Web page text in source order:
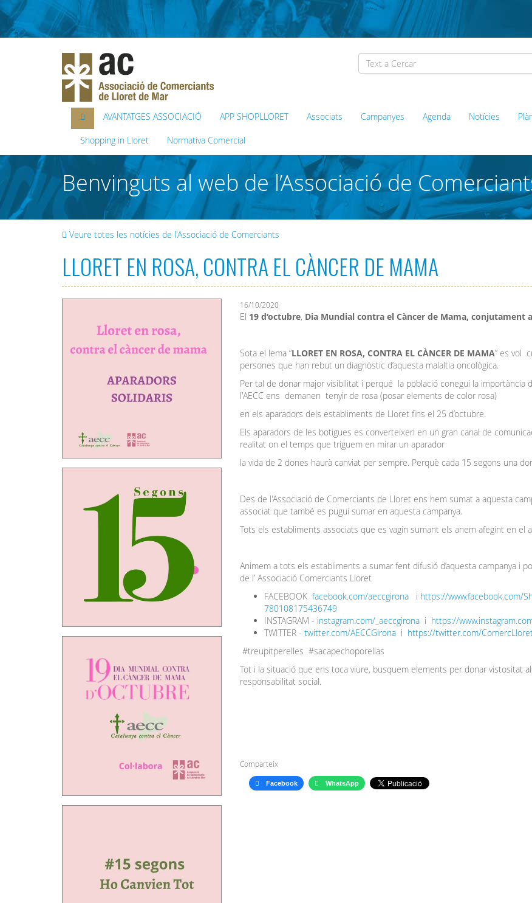
AVANTATGES ASSOCIACIÓ APP SHOPLLORET Associats Campanyes Agenda Notícies
Shopping in Lloret Normativa Comercial
Benvinguts al web de l’Associació de
Veure totes les notícies de l'Associació de Comerciants
LLORET EN ROSA, CONTRA EL CÀNCER DE MAMA
16/10/2020
El 19 d’octubre, Dia Mundial contra el Càncer de Mama, conjutament
Sota el lema “LLORET EN ROSA, CONTRA EL CÀNCER DE MAMA” es vol
persones que han rebut un diagnòstic d’aquesta malaltia oncològica.
Per tal de donar major visibilitat i perqué la població conegui la importància
l'AECC ens demanen tenyir de rosa (posar elements de color rosa)
en els aparadors dels establiments de Lloret fins el 25 d’octubre.
Els aparadors de les botigues es converteixen en un gran canal de
realitat on el temps que triguem en mirar un aparador
la vida de 2 dones haurà canviat per sempre. Perquè cada 15 segons una
Des de l'Associació de Comerciants de Lloret ens hem sumat a aquesta
associat que també es pugui sumar en aquesta campanya.
Tots els establiments associats que es vagin sumant els anem afegint en el
Animem a tots els establiments a sumar fent difusió d’aquesta campanya i
de l’ Associació Comerciants Lloret
FACEBOOK facebook.com/aeccgironai https://www.facebook.com/
780108175436749
INSTAGRAM - instagram.com/_aeccgironai https://
TWITTER - twitter.com/AECCGironai https://twitter.com/
#treupitperelles #sacapechoporellas
Tot i la situació que ens toca viure, busquem elements per donar vistositat
responsabilitat social.
Comparteix
Facebook WhatsApp